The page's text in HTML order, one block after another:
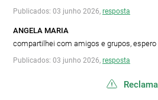
Publicados: 03 junho 2026, resposta
ANGELA MARIA
compartilhei com amigos e grupos,
Publicados: 03 junho 2026, resposta